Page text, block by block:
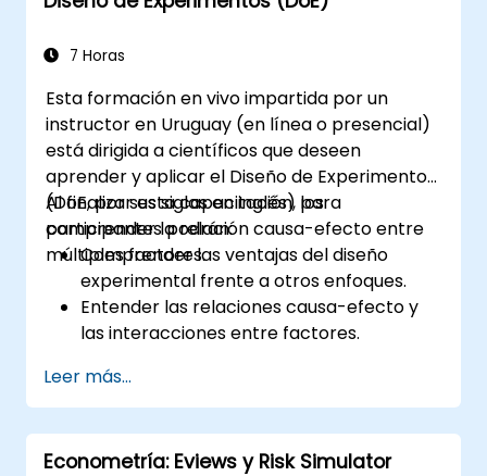
7 Horas
Esta formación en vivo impartida por un
instructor en Uruguay (en línea o presencial)
está dirigida a científicos que deseen
aprender y aplicar el Diseño de Experimentos
(DoE, por sus siglas en inglés) para
comprender la relación causa-efecto entre
múltiples factores.
Al finalizar esta capacitación, los
participantes podrán:
Comprender las ventajas del diseño
experimental frente a otros enfoques.
Entender las relaciones causa-efecto y
las interacciones entre factores.
directrices para llevar a cabo
experimentos exitosos.
Leer más...
Econometría: Eviews y Risk Simulator